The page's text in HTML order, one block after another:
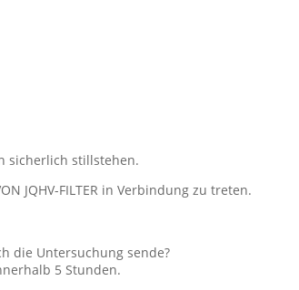
sicherlich stillstehen.
JQHV-FILTER in Verbindung zu treten.
die Untersuchung sende?
5 Stunden.